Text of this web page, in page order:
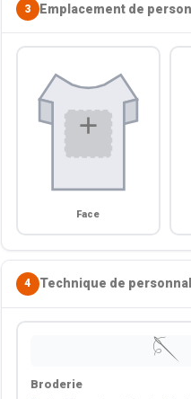
3 Emplacement de
Face
4 Technique de
🪡
Broderie